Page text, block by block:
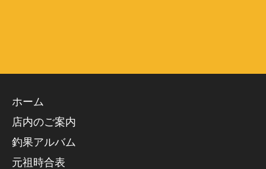
ホーム
店内のご案内
釣果アルバム
元祖時合表